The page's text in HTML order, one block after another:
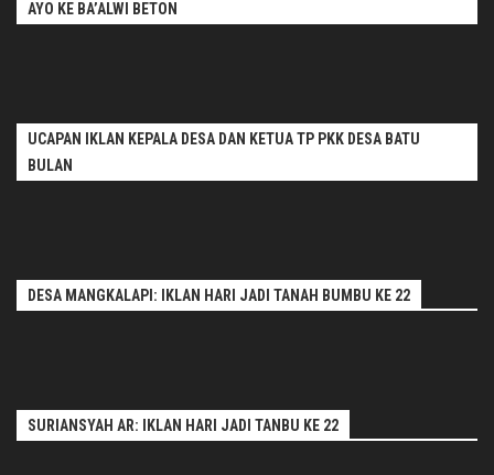
AYO KE BA’ALWI BETON
UCAPAN IKLAN KEPALA DESA DAN KETUA TP PKK DESA BATU
BULAN
DESA MANGKALAPI: IKLAN HARI JADI TANAH BUMBU KE 22
SURIANSYAH AR: IKLAN HARI JADI TANBU KE 22